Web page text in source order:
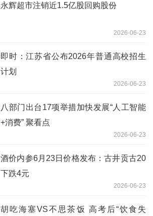
永辉超市注销近1.5亿股回购股份
2026-06-23
即时：江苏省公布2026年普通高校招生
计划
2026-06-23
八部门出台17项举措加快发展“人工智能
+消费” 聚看点
2026-06-23
酒价内参6月23日价格发布：古井贡古20
下跌4元
2026-06-23
胡吃海塞VS不思茶饭 高考后“饮食失